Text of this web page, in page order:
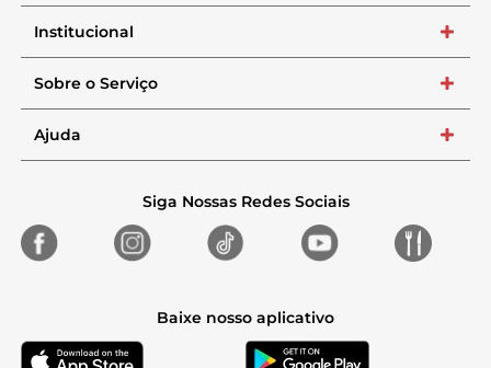
Institucional +
Sobre o Serviço +
Ajuda +
Siga Nossas Redes Sociais
Baixe nosso aplicativo